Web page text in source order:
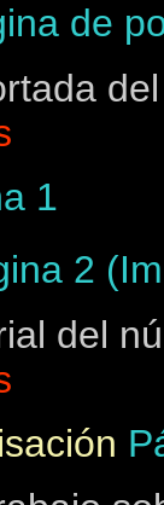
de
1
2
del